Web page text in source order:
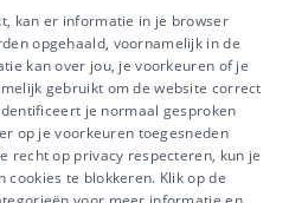
612 044
kan er informatie in je browser
opgehaald, voornamelijk in de
kan over jou, je voorkeuren of je
gebruikt om de website correct
je normaal gesproken
op je voorkeuren toegesneden
recht op privacy respecteren, kun je
te blokkeren. Klik op de